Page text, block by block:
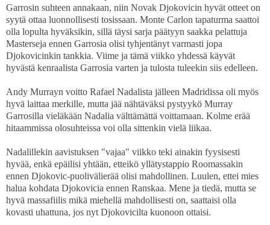
Garrosin suhteen annakaan, niin Novak Djokovicin hyvät otteet on
syytä ottaa luonnollisesti tosissaan. Monte Carlon tapaturma saattoi
olla lopulta hyväksikin, sillä täysi sarja päätyyn saakka pelattuja
Masterseja ennen Garrosia olisi tyhjentänyt varmasti jopa
Djokovicinkin tankkia. Viime ja tämä viikko yhdessä käyvät
hyvästä kenraalista Garrosia varten ja tulosta tuleekin siis edelleen.
Andy Murrayn voitto Rafael Nadalista jälleen Madridissa oli myös
hyvä laittaa merkille, mutta jää nähtäväksi pystyykö Murray
Garrosilla vieläkään Nadalia välttämättä voittamaan. Kolme erää
hitaammissa olosuhteissa voi olla sittenkin vielä liikaa.
Nadalillekin aavistuksen "vajaa" viikko teki ainakin fyysisesti
hyvää, enkä epäilisi yhtään, etteikö yllätystappio Roomassakin
ennen Djokovic-puolivälierää olisi mahdollinen. Luulen, ettei mies
halua kohdata Djokovicia ennen Ranskaa. Mene ja tiedä, mutta se
hyvä massafiilis mikä miehellä mahdollisesti on, saattaisi olla
kovasti uhattuna, jos nyt Djokovicilta kuonoon ottaisi.